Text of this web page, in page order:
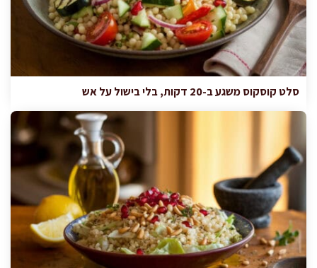
סלט קוסקוס משגע ב-20 דקות, בלי בישול על אש